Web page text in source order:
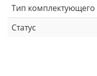
Тип комплектующего
Статус